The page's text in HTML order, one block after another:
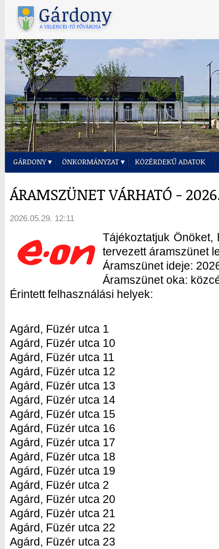
GÁRDONY ÖNKORMÁNYZAT KÖZÉRDEKŰ ADATOK
ÁRAMSZÜNET VÁRHATÓ -
2026.05.29. 12:11
Tájékoztatjuk
tervezett áramszünet
Áramszünet ideje:
Áramszünet oka:
Érintett felhasználási helyek:
Agárd, Füzér utca 1
Agárd, Füzér utca 10
Agárd, Füzér utca 11
Agárd, Füzér utca 12
Agárd, Füzér utca 13
Agárd, Füzér utca 14
Agárd, Füzér utca 15
Agárd, Füzér utca 16
Agárd, Füzér utca 17
Agárd, Füzér utca 18
Agárd, Füzér utca 19
Agárd, Füzér utca 2
Agárd, Füzér utca 20
Agárd, Füzér utca 21
Agárd, Füzér utca 22
Agárd, Füzér utca 23